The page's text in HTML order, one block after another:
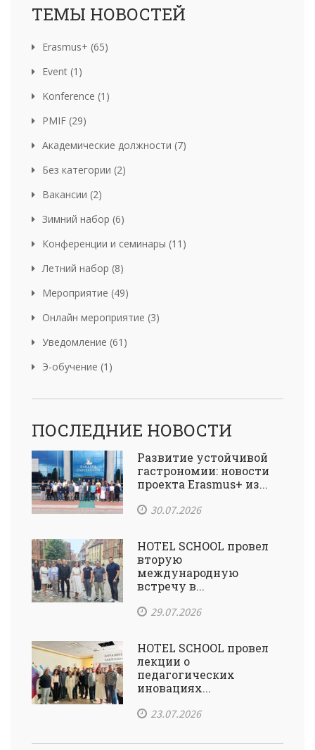
ТЕМЫ НОВОСТЕЙ
Erasmus+ (65)
Event (1)
Konference (1)
PMIF (29)
Академические должности (7)
Без категории (2)
Вакансии (2)
Зимний набор (6)
Конференции и семинары (11)
Летний набор (8)
Мероприятие (49)
Онлайн мероприятие (3)
Уведомление (61)
Э-обучение (1)
ПОСЛЕДНИЕ НОВОСТИ
Развитие устойчивой
гастрономии: новости
проекта Erasmus+ из...
30.07.2026
HOTEL SCHOOL провел
вторую
международную
встречу в...
29.07.2026
HOTEL SCHOOL провел
лекции о
педагогических
иновациях...
23.07.2026